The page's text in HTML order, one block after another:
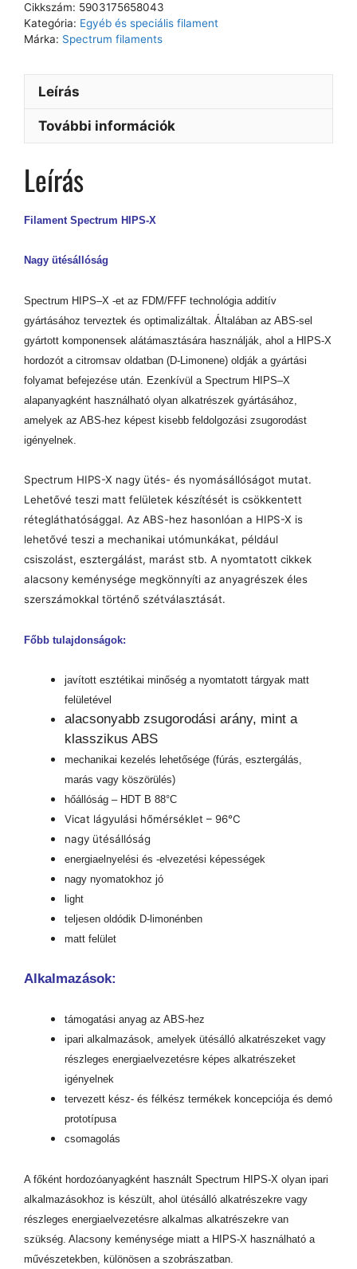
Cikkszám: 5903175658043
Kategória: Egyéb és speciális filament
Márka: Spectrum filaments
Leírás
További információk
Leírás
Filament Spectrum HIPS-X
Nagy ütésállóság
Spectrum HIPS–X -et az FDM/FFF technológia additív
gyártásához terveztek és optimalizáltak. Általában az ABS-sel
gyártott komponensek alátámasztására használják, ahol a HIPS-X
hordozót a citromsav oldatban (D-Limonene) oldják a gyártási
folyamat befejezése után. Ezenkívül a Spectrum HIPS–X
alapanyagként használható olyan alkatrészek gyártásához,
amelyek az ABS-hez képest kisebb feldolgozási zsugorodást
igényelnek.
Spectrum HIPS-X nagy ütés- és nyomásállóságot mutat.
Lehetővé teszi matt felületek készítését is csökkentett
rétegláthatósággal. Az ABS-hez hasonlóan a HIPS-X is
lehetővé teszi a mechanikai utómunkákat, például
csiszolást, esztergálást, marást stb. A nyomtatott cikkek
alacsony keménysége megkönnyíti az anyagrészek éles
szerszámokkal történő szétválasztását.
Főbb tulajdonságok:
javított esztétikai minőség a nyomtatott tárgyak matt
felületével
alacsonyabb zsugorodási arány, mint a
klasszikus ABS
mechanikai kezelés lehetősége (fúrás, esztergálás,
marás vagy köszörülés)
hőállóság – HDT B 88°C
Vicat lágyulási hőmérséklet – 96°C
nagy ütésállóság
energiaelnyelési és -elvezetési képességek
nagy nyomatokhoz jó
light
teljesen oldódik D-limonénben
matt felület
Alkalmazások:
támogatási anyag az ABS-hez
ipari alkalmazások, amelyek ütésálló alkatrészeket vagy
részleges energiaelvezetésre képes alkatrészeket
igényelnek
tervezett kész- és félkész termékek koncepciója és demó
prototípusa
csomagolás
A főként hordozóanyagként használt Spectrum HIPS-X olyan ipari
alkalmazásokhoz is készült, ahol ütésálló alkatrészekre vagy
részleges energiaelvezetésre alkalmas alkatrészekre van
szükség. Alacsony keménysége miatt a HIPS-X használható a
művészetekben, különösen a szobrászatban.